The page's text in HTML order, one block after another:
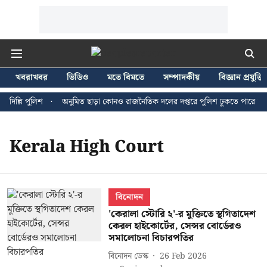
খবরাখবর ভিডিও মতে বিমতে সম্পাদকীয়
বিজ্ঞান প্রযুক্তি
পুলিশ
অনুমিত ছাড়া কোনও রাজনৈতিক দলের দপ্তরে পুলিশ ঢুকতে পারে না -
Kerala High Court
বিনোদন
'কেরালা স্টোরি ২'-র মুক্তিতে স্থগিতাদেশ
কেরল হাইকোর্টের, সেন্সর বোর্ডেরও
সমালোচনা বিচারপতির
বিনোদন ডেস্ক
26 Feb 2026